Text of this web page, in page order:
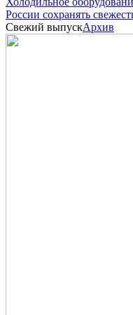
России сохранять
Свежий выпускАрхив